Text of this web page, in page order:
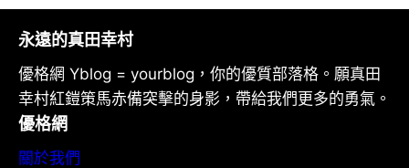
永遠的真田幸村
優格網 Yblog = yourblog，你的優質部落格。願真田
幸村紅鎧策馬赤備突擊的身影，帶給我們更多的勇氣。
優格網
關於我們